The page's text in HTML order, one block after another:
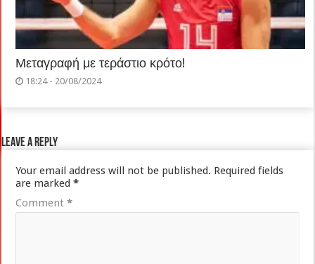
Μεταγραφή με τεράστιο κρότο!
18:24 - 20/08/2024
Leave a Reply
Your email address will not be published. Required fields
are marked*
Comment*